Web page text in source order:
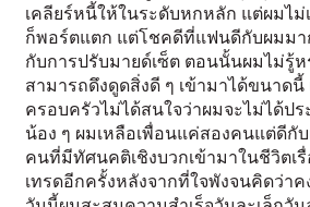
เคลียร์หนี้ให้ในระดับหกหลัก แต่ผมไม่
ก็พอร์ตแตก แต่โชคดีที่แฟนดีกับผมมา
กับการปรับมายด์เซ็ต ตอนนั้นผมไม่รู้ห
สามารถดึงดูดสิ่งดี ๆ เข้ามาได้ขนาดนี้
ครอบครัวไม่ได้สนใจว่าผมจะไม่ได้ป
น้อง ๆ ผมเหลือเพื่อนแค่สองคนแต่ดีกั
คนที่มีทัศนคติเชิงบวกเข้ามาในชีวิตเ
เทรดอีกครั้งหลังจากที่ใจพังจนคิดว่าค